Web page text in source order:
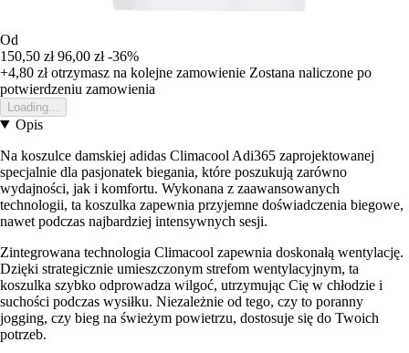
Od
150,50 zł 96,00 zł -36%
+4,80 złotrzymasz na kolejne zamowienie Zostana naliczone po
potwierdzeniu zamowienia
Loading...
Opis
Na koszulce damskiej adidas Climacool Adi365 zaprojektowanej
specjalnie dla pasjonatek biegania, które poszukują zarówno
wydajności, jak i komfortu. Wykonana z zaawansowanych
technologii, ta koszulka zapewnia przyjemne doświadczenia biegowe,
nawet podczas najbardziej intensywnych sesji.
Zintegrowana technologia Climacool zapewnia doskonałą wentylację.
Dzięki strategicznie umieszczonym strefom wentylacyjnym, ta
koszulka szybko odprowadza wilgoć, utrzymując Cię w chłodzie i
suchości podczas wysiłku. Niezależnie od tego, czy to poranny
jogging, czy bieg na świeżym powietrzu, dostosuje się do Twoich
potrzeb.